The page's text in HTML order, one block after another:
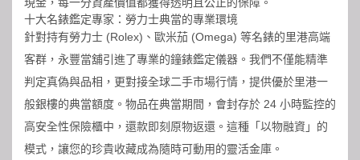
十大名錶鑑定專家：勞力士典當的專業環境
針對持有勞力士 (Rolex)、歐米茄 (Omega) 等名錶的里港高端
客群，永豐當舖引進了專業的鐘錶鑑定儀器。我們不僅能精準
判定真偽與品相，更對接全球二手市場行情，提供優於里港一
般銀樓的典當額度。物品在典當期間，會封存於 24 小時監控的
高安全性保險櫃中，還款即刻原物返還。這種「以物融資」的
模式，讓您的珍貴收藏成為隨時可動用的靈活金庫。